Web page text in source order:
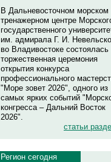
В Дальневосточном морском
тренажерном центре
государственного
им. адмирала Г. И.
во Владивостоке состоялась
торжественная церемония
открытия конкурса
профессионального
"Море зовет 2026", одного из
самых ярких событий
конгресса – Дальний Восток
2026".
статьи
Регион сегодня